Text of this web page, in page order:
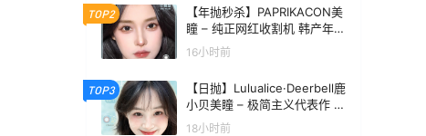
TOP2
【年抛秒杀】PAPRIKACON美
瞳 – 纯正网红收割机 韩产年抛
最后清仓
16小时前
TOP3
【日抛】Lulualice·Deerbell鹿
小贝美瞳 – 极简主义代表作 日
常嫩颜学院派优等生
18小时前